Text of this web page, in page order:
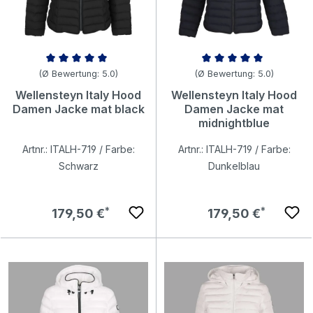
Durchschnittliche Bewertung von 5 von 5 Sternen
(Ø Bewertung: 5.0)
Wellensteyn Italy Hood
Damen Jacke mat black
Artnr.: ITALH-719 / Farbe:
Schwarz
Regulärer Preis:
179,50 €
Durchschnittliche Bewertung
(Ø Bewertung: 5.0)
Wellensteyn Italy Hood
Damen Jacke mat
midnightblue
Artnr.: ITALH-719 / Farbe:
Dunkelblau
Regulärer Preis:
179,50 €